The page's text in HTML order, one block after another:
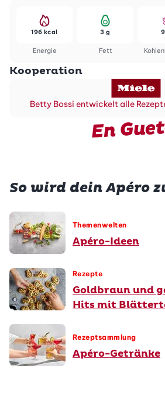
Energie
196 kcal
Fett
3 g
Kooperation
Betty Bossi entwickelt alle
En
So wird dein Apéro
Themenwelten
Apéro-Ideen
Rezepte
Goldbraun und
Hits mit
Rezeptsammlung
Apéro-Getränke